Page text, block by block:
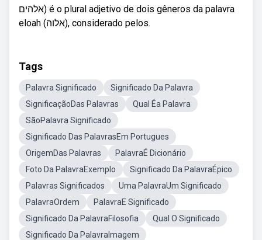
אלהים) é o plural adjetivo de dois gêneros da palavra
eloah (אלוה), considerado pelos.
Tags
Palavra Significado
Significado Da Palavra
SignificaçãoDas Palavras
Qual Éa Palavra
SãoPalavra Significado
Significado Das PalavrasEm Portugues
OrigemDas Palavras
PalavraÉ Dicionário
Foto Da PalavraExemplo
Significado Da PalavraÉpico
Palavras Significados
Uma PalavraUm Significado
PalavraOrdem
PalavraE Significado
Significado Da PalavraFilosofia
Qual O Significado
Significado Da PalavraImagem